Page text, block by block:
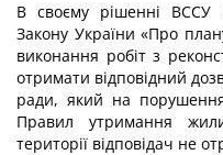
В своєму рішенні ВССУ
Закону України «Про
виконання робіт з
отримати відповідний
ради, який на
Правил утримання
території відповідач не